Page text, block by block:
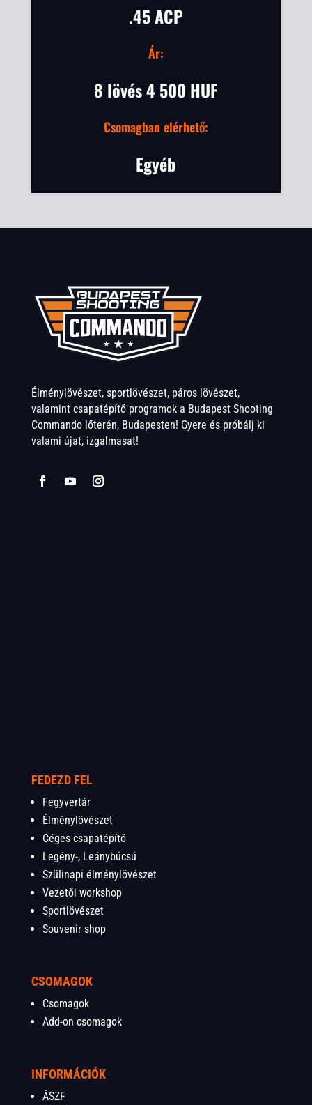
.45 ACP
Ár:
8 lövés 4 500 HUF
Csomagban elérhető:
Egyéb
Élménylövészet, sportlövészet, páros lövészet,
valamint csapatépítő programok a Budapest Shooting
Commando lőterén, Budapesten! Gyere és próbálj ki
valami újat, izgalmasat!
FEDEZD FEL
Fegyvertár
Élménylövészet
Céges csapatépítő
Legény-, Leánybúcsú
Szülinapi élménylövészet
Vezetői workshop
Sportlövészet
Souvenir shop
CSOMAGOK
Csomagok
Add-on csomagok
INFORMÁCIÓK
ÁSZF